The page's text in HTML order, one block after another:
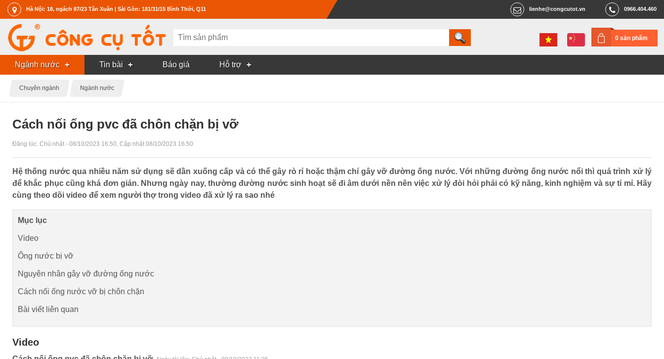
Hà Nội: 18, ngách 87/23 Tân Xuân | Sài Gòn: 181/31/15 Bình Thới, Q11 0966.404.460
lienhe@congcutot.vn
0 sản phẩm
Ngành nước Tin bài Báo giá Hỗ trợ
Chuyên ngành Ngành nước
Cách nối ống pvc đã chôn chặn bị vỡ
Đăng lúc: Chủ nhật - 08/10/2023 16:50 , Cập nhật 08/10/2023 16:50
Hệ thống nước qua nhiều năm sử dụng sẽ dần xuống cấp và có thể gây rò rỉ hoặc thậm chí gây vỡ đường ống nước. Với những đường ống nước nổi thì quá trình xử lý
để khắc phục cũng khá đơn giản. Nhưng ngày nay, thường đường nước sinh hoạt sẽ đi âm dưới nền nên việc xử lý đòi hỏi phải có kỹ năng, kinh nghiệm và sự tỉ mỉ. Hãy
cùng theo dõi video để xem người thợ trong video đã xử lý ra sao nhé
Mục lục
Video
Ống nước bị vỡ
Nguyên nhân gây vỡ đường ống nước
Cách nối ống nước vỡ bị chôn chặn
Bài viết liên quan
Video